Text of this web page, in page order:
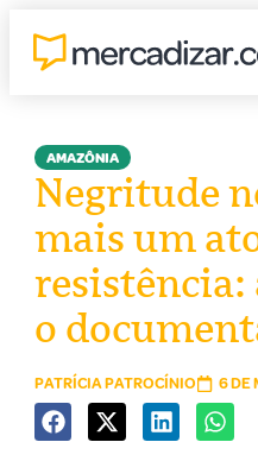
AMAZÔNIA
Negritude
mais um
resistência:
o
PATRÍCIA PATROCÍNIO 6 DE